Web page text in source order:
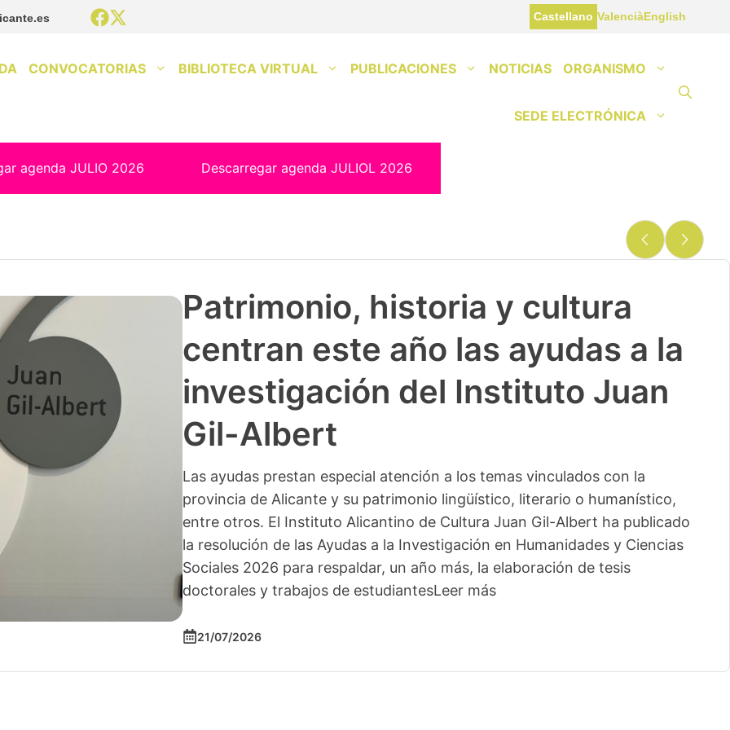
Castellano ValenciàEnglish
CONVOCATORIAS BIBLIOTECA VIRTUAL PUBLICACIONES NOTICIAS ORGANISMO
SEDE ELECTRÓNICA
agenda JULIO 2026 Descarregar agenda JULIOL 2026
Patrimonio, historia y cultura
centran este año las ayudas a la
investigación del Instituto Juan
Gil-Albert
Las ayudas prestan especial atención a los temas vinculados con la
provincia de Alicante y su patrimonio lingüístico, literario o humanístico,
entre otros. El Instituto Alicantino de Cultura Juan Gil-Albert ha publicado
la resolución de las Ayudas a la Investigación en Humanidades y Ciencias
Sociales 2026 para respaldar, un año más, la elaboración de tesis
doctorales y trabajos de estudiantesLeer más
21/07/2026